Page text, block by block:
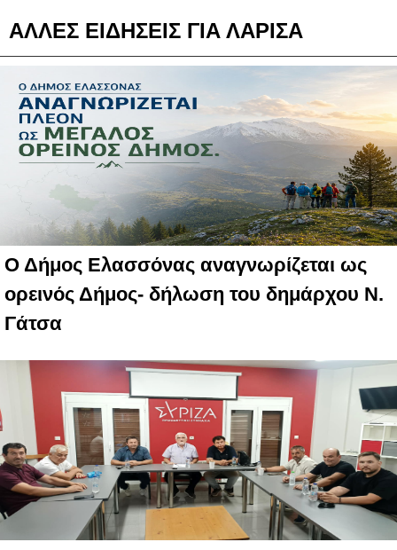
ΑΛΛΕΣ ΕΙΔΗΣΕΙΣ ΓΙΑ ΛΑΡΙΣΑ
Ο Δήμος Ελασσόνας αναγνωρίζεται ως
ορεινός Δήμος- δήλωση του δημάρχου Ν.
Γάτσα